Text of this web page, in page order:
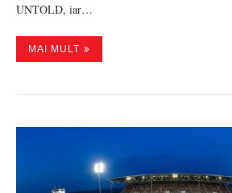
UNTOLD, iar…
MAI MULT